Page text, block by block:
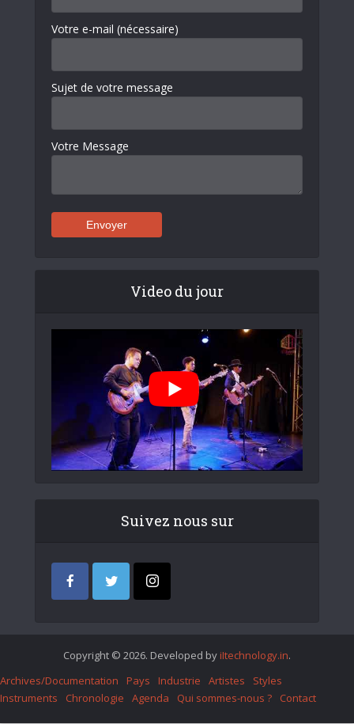
Votre e-mail (nécessaire)
Sujet de votre message
Votre Message
Video du jour
Suivez nous sur
Copyright © 2026. Developed by iItechnology.in.
Archives/Documentation
Pays Industrie Artistes
Styles
Instruments
Chronologie Agenda Qui sommes-nous ? Contact